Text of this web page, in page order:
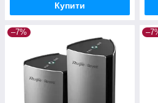
Купити
–7%